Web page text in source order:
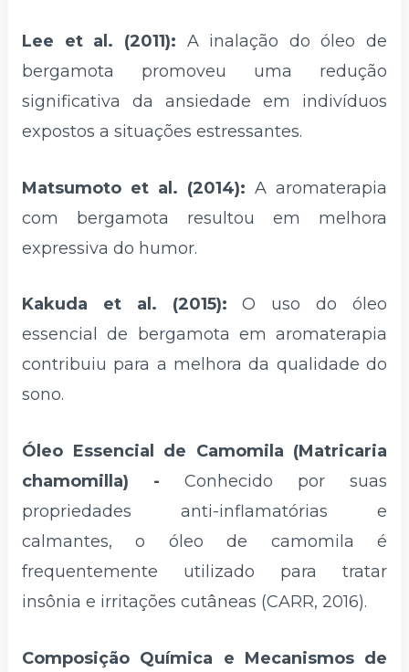
Lee et al. (2011): A inalação do óleo de
bergamota promoveu uma redução
significativa da ansiedade em indivíduos
expostos a situações estressantes.
Matsumoto et al. (2014): A aromaterapia
com bergamota resultou em melhora
expressiva do humor.
Kakuda et al. (2015): O uso do óleo
essencial de bergamota em aromaterapia
contribuiu para a melhora da qualidade do
sono.
Óleo Essencial de Camomila (Matricaria
chamomilla) - Conhecido por suas
propriedades anti-inflamatórias e
calmantes, o óleo de camomila é
frequentemente utilizado para tratar
insônia e irritações cutâneas (CARR, 2016).
Composição Química e Mecanismos de